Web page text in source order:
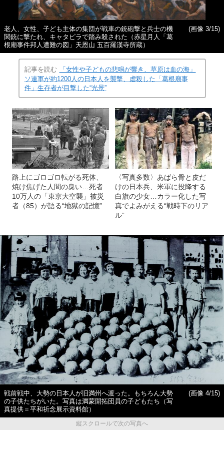
老人、女性、子ども主体の集団が戦車の銃砲撃と兵士の機
関銃に撃たれ、キャタピラで踏み殺された（赤星月人「葛
根廟事件邦人遭難の図」天恩山 五百羅漢寺所蔵）
(画像 3/15)
記事を読む
「女性や子どもの悲鳴が響き、草原は血の海」
ソ連軍が約1200人の日本人を襲撃、虐殺した「葛根廟事
件」生存者が目撃した“光景”
路上にゴロゴロ転がる死体、
焼け焦げた人間の臭い…死者
10万人の「東京大空襲」被災
者（85）が語る“地獄の記憶”
〈写真多数〉あばら骨と皮だ
けの日本兵、米軍に投降する
白旗の少女…カラー化した写
真でよみがえる“戦時下のリア
ル”
戦前戦中、大勢の日本人が旧満州へ渡った。もちろん大勢
の子供たちがいた。写真は満蒙開拓団員の子どもたち（写
真提供＝平和祈念展示資料館）
(画像 4/15)
縦スクロールで次の写真へ